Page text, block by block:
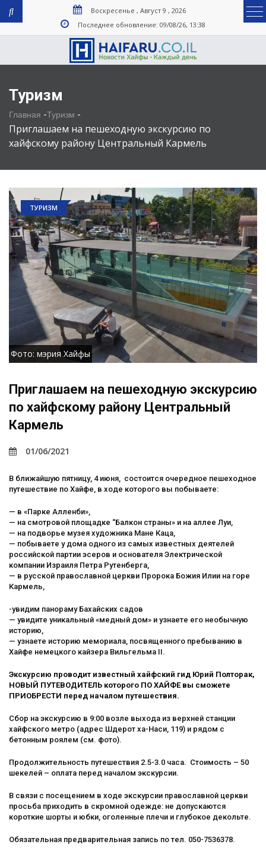
Воскресенье , Август 9 , 2026
Последнее обновление: 09/08/26, 13:38
Туризм
Главная -Туризм -
Приглашаем на пешеходную экскурсию по
хайфскому району Центральный Кармель
ТУРИЗМ
Фото: мэрия Хайфы
Приглашаем на пешеходную экскурсию
по хайфскому району Центральный
Кармель
01/06/2021
В ближайшую пятницу, 4 июня, состоится очередное пешеходное
путешествие по Хайфе, в ходе которого вы побываете:
— в «Парке Алленби»,
— на смотровой площадке “Балкон страны» и на аллее Луи,
— на подворье музея художника Мане Каца,
— побываете у дома одного из самых известных деятелей
российской партии эсеров и основателя Электрической
компании Израиля Петра Рутенберга,
— в русской православной церкви Пророка Божия Илии на горе
Кармель,
-увидим панораму Бахайских садов
— увидите уникальный «медный дом» и узнаете его необычную
историю,
— узнаете историю мемориала, посвященного пребыванию в
Хайфе немецкого кайзера Вильгельма II.
Экскурсию проводит известный хайфский гид Юрий Полторак,
НОВЫЙ ПУТЕВОДИТЕЛЬ которого ПО ХАЙФЕ вы сможете
ПРИОБРЕСТИ перед началом путешествия.
Сбор на экскурсию в 9:00 возле выхода из верхней станции
хайфского метро (адрес Шдерот ха-Наси, 119) и рядом с
бетонным роялем (см. фото).
Продолжительность путешествия 2.5-3.0 часа. Стоимость – 50
шекелей – оплата перед началом экскурсии.
В связи с посещением в ходе экскурсии православной церкви
просьба приходить в скромной одежде: не допускаются
короткие шорты и юбки, оголенные плечи и глубокое декольте.
Обязательная предварительная запись по тел. 050-7536378.